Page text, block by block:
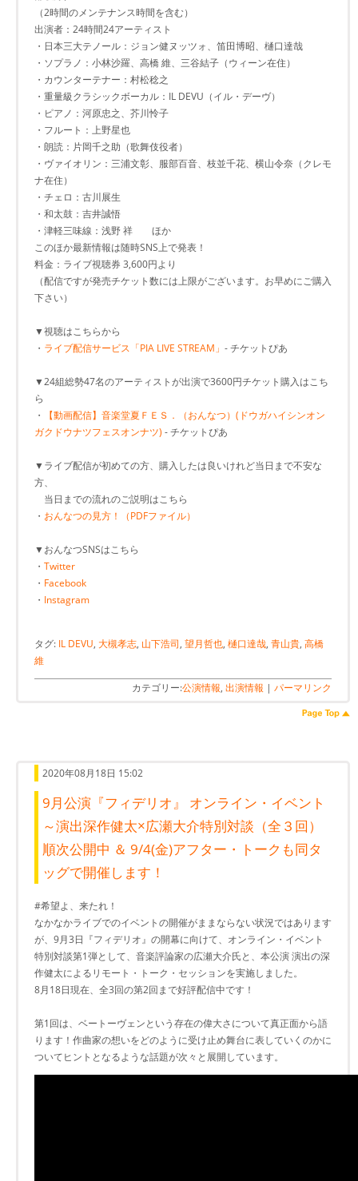
（2時間のメンテナンス時間を含む）
出演者：24時間24アーティスト
・日本三大テノール：ジョン健ヌッツォ、笛田博昭、樋口達哉
・ソプラノ：小林沙羅、高橋 維、三谷結子（ウィーン在住）
・カウンターテナー：村松稔之
・重量級クラシックボーカル：IL DEVU（イル・デーヴ）
・ピアノ：河原忠之、芥川怜子
・フルート：上野星也
・朗読：片岡千之助（歌舞伎役者）
・ヴァイオリン：三浦文彰、服部百音、枝並千花、横山令奈（クレモ
ナ在住）
・チェロ：古川展生
・和太鼓：吉井誠悟
・津軽三味線：浅野 祥 ほか
このほか最新情報は随時SNS上で発表！
料金：ライブ視聴券 3,600円より
（配信ですが発売チケット数には上限がございます。お早めにご購入
下さい）
▼視聴はこちらから
・ ライブ配信サービス「PIA LIVE STREAM」 - チケットぴあ
▼24組総勢47名のアーティストが出演で3600円チケット購入はこち
ら
・
【動画配信】音楽堂夏ＦＥＳ．（おんなつ）(ドウガハイシンオン
ガクドウナツフェスオンナツ) - チケットぴあ
▼ライブ配信が初めての方、購入したは良いけれど当日まで不安な
方、
当日までの流れのご説明はこちら
・ おんなつの見方！（PDFファイル）
▼おんなつSNSはこちら
・ Twitter
・ Facebook
・ Instagram
タグ: IL DEVU, 大槻孝志, 山下浩司, 望月哲也, 樋口達哉, 青山貴, 高橋
維
カテゴリー:公演情報, 出演情報 | パーマリンク
2020年08月18日 15:02
9月公演『フィデリオ』 オンライン・イベント
～演出深作健太×広瀬大介特別対談（全３回）
順次公開中 ＆ 9/4(金)アフター・トークも同タ
ッグで開催します！
#希望よ、来たれ！
なかなかライブでのイベントの開催がままならない状況ではあります
が、9月3日『フィデリオ』の開幕に向けて、オンライン・イベント
特別対談第1弾として、音楽評論家の広瀬大介氏と、本公演 演出の深
作健太によるリモート・トーク・セッションを実施しました。
8月18日現在、全3回の第2回まで好評配信中です！
第1回は、ベートーヴェンという存在の偉大さについて真正面から語
ります！作曲家の想いをどのように受け止め舞台に表していくのかに
ついてヒントとなるような話題が次々と展開しています。